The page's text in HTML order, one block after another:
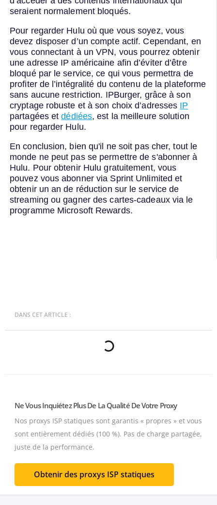
seraient normalement bloqués.
Pour regarder Hulu où que vous soyez, vous
devez disposer d’un compte actif. Cependant, en
vous connectant à un VPN, vous pourrez obtenir
une adresse IP américaine afin d’éviter d’être
bloqué par le service, ce qui vous permettra de
profiter de l’intégralité du contenu de la plateforme
sans aucune restriction. IPBurger, grâce à son
cryptage robuste et à son choix d’adresses IP
partagées etdédiées, est la meilleure solution
pour regarder Hulu.
En conclusion, bien qu'il ne soit pas cher, tout le
monde ne peut pas se permettre de s'abonner à
Hulu. Pour obtenir Hulu gratuitement, vous
pouvez vous abonner via Sprint Unlimited et
obtenir un an de réduction sur le service de
streaming ou gagner des cartes-cadeaux via le
programme Microsoft Rewards.
DANS CET ARTICLE :
Ne Vous Inquiétez Plus De La Qualité De Votre Proxy
Nos proxys ISP statiques sont garantis « propres » et vous
sont entièrement dédiés (100 %). Pas de charge partagée,
juste de la performance.
Obtenir des proxys ISP statiques